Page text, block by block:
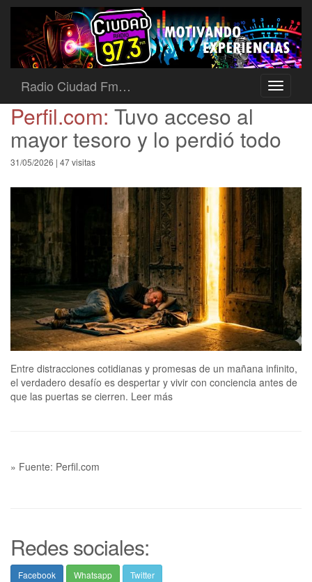
Toggle
Radio Ciudad Fm…
Perfil.com: Tuvo acceso al
mayor tesoro y lo perdió todo
31/05/2026 | 47 visitas
Entre distracciones cotidianas y promesas de un mañana infinito,
el verdadero desafío es despertar y vivir con conciencia antes de
que las puertas se cierren. Leer más
» Fuente: Perfil.com
Redes sociales:
Facebook Whatsapp Twitter